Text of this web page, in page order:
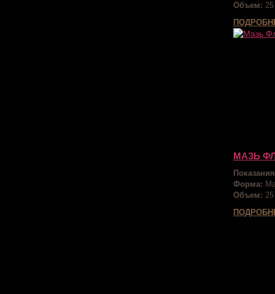
Объем: 25
МАЗЬ
Форма:
Объем: 25